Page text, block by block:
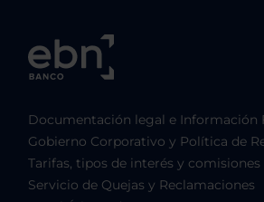
Documentación legal e Información
Gobierno Corporativo y Política de
Tarifas, tipos de interés y comisiones
Servicio de Quejas y Reclamaciones